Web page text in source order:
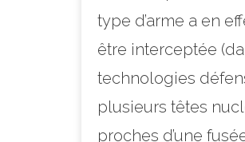
type d’arme a en
être interceptée
technologies
plusieurs têtes
proches d’une